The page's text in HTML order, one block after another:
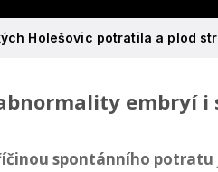
Holešovic potratila a plod
embryí i
spontánního